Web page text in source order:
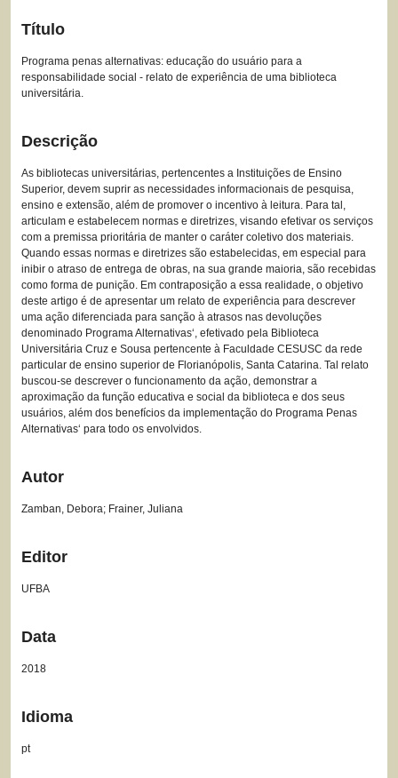
Título
Programa penas alternativas: educação do usuário para a
responsabilidade social - relato de experiência de uma biblioteca
universitária.
Descrição
As bibliotecas universitárias, pertencentes a Instituições de Ensino
Superior, devem suprir as necessidades informacionais de pesquisa,
ensino e extensão, além de promover o incentivo à leitura. Para tal,
articulam e estabelecem normas e diretrizes, visando efetivar os serviços
com a premissa prioritária de manter o caráter coletivo dos materiais.
Quando essas normas e diretrizes são estabelecidas, em especial para
inibir o atraso de entrega de obras, na sua grande maioria, são recebidas
como forma de punição. Em contraposição a essa realidade, o objetivo
deste artigo é de apresentar um relato de experiência para descrever
uma ação diferenciada para sanção à atrasos nas devoluções
denominado Programa Alternativas‘, efetivado pela Biblioteca
Universitária Cruz e Sousa pertencente à Faculdade CESUSC da rede
particular de ensino superior de Florianópolis, Santa Catarina. Tal relato
buscou-se descrever o funcionamento da ação, demonstrar a
aproximação da função educativa e social da biblioteca e dos seus
usuários, além dos benefícios da implementação do Programa Penas
Alternativas‘ para todo os envolvidos.
Autor
Zamban, Debora; Frainer, Juliana
Editor
UFBA
Data
2018
Idioma
pt